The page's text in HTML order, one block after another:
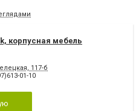
корпусная мебель
117-б
01-10